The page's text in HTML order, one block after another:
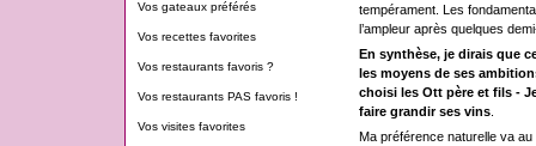
Vos gateaux préférés
Vos recettes favorites
Vos restaurants favoris ?
Vos restaurants PAS favoris !
Vos visites favorites
tempérament. Les
l’ampleur après quelques
En synthèse, je dirais que
les moyens de ses
choisi les Ott père et fils -
faire grandir ses vins.
Ma préférence naturelle va